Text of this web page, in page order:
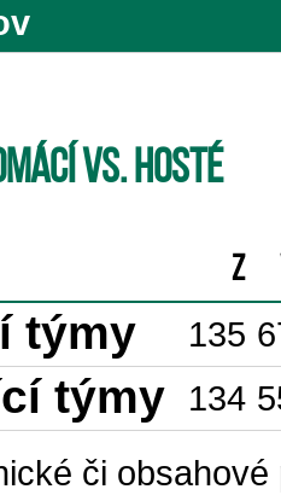
vs. hosté
Z
týmy 135
týmy 134
či